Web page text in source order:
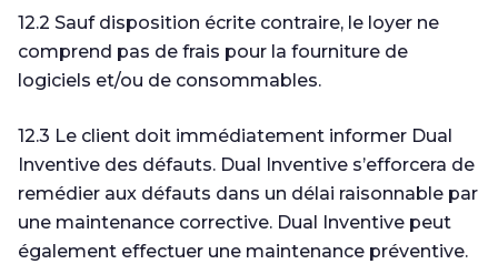
12.2 Sauf disposition écrite contraire, le loyer ne
comprend pas de frais pour la fourniture de
logiciels et/ou de consommables.
12.3 Le client doit immédiatement informer Dual
Inventive des défauts. Dual Inventive s’efforcera de
remédier aux défauts dans un délai raisonnable par
une maintenance corrective. Dual Inventive peut
également effectuer une maintenance préventive.